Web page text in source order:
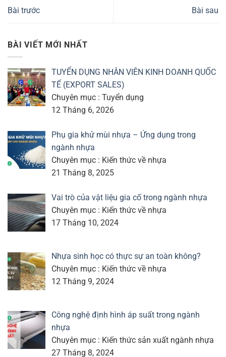
Bài trước Bài sau
BÀI VIẾT MỚI NHẤT
TUYỂN DỤNG NHÂN VIÊN KINH DOANH QUỐC
TẾ (EXPORT SALES)
Chuyên mục : Tuyển dụng
12 Tháng 6, 2026
Phụ gia khử mùi nhựa – Ứng dụng trong
ngành nhựa
Chuyên mục : Kiến thức về nhựa
21 Tháng 8, 2025
Vai trò của vật liệu gia cố trong ngành nhựa
Chuyên mục : Kiến thức về nhựa
17 Tháng 10, 2024
Nhựa sinh học có thực sự an toàn không?
Chuyên mục : Kiến thức về nhựa
12 Tháng 9, 2024
Công nghệ định hình áp suất trong ngành
nhựa
Chuyên mục : Kiến thức sản xuất ngành nhựa
27 Tháng 8, 2024